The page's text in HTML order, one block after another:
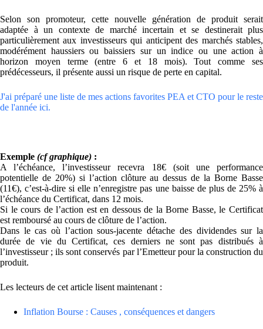
Selon son promoteur, cette nouvelle génération de produit serait
adaptée à un contexte de marché incertain et se destinerait plus
particulièrement aux investisseurs qui anticipent des marchés stables,
modérément haussiers ou baissiers sur un indice ou une action à
horizon moyen terme (entre 6 et 18 mois). Tout comme ses
prédécesseurs, il présente aussi un risque de perte en capital.
J'ai préparé une liste de mes actions favorites PEA et CTO pour le reste
de l'année ici.
Exemple (cf graphique) :
A l’échéance, l’investisseur recevra 18€ (soit une performance
potentielle de 20%) si l’action clôture au dessus de la Borne Basse
(11€), c’est-à-dire si elle n’enregistre pas une baisse de plus de 25% à
l’échéance du Certificat, dans 12 mois.
Si le cours de l’action est en dessous de la Borne Basse, le Certificat
est remboursé au cours de clôture de l’action.
Dans le cas où l’action sous-jacente détache des dividendes sur la
durée de vie du Certificat, ces derniers ne sont pas distribués à
l’investisseur ; ils sont conservés par l’Emetteur pour la construction du
produit.
Les lecteurs de cet article lisent maintenant :
Inflation Bourse : Causes , conséquences et dangers